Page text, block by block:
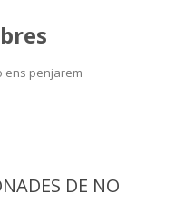
ens penjarem
DE NO